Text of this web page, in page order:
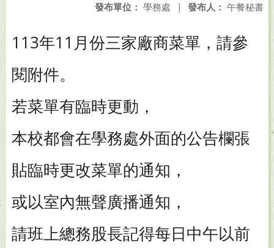
發布人： 午餐秘書
發布單位： 學務處 |
113年11月份三家廠商菜單，請參
閱附件。
若菜單有臨時更動，
本校都會在學務處外面的公告欄張
貼臨時更改菜單的通知，
或以室內無聲廣播通知，
請班上總務股長記得每日中午以前